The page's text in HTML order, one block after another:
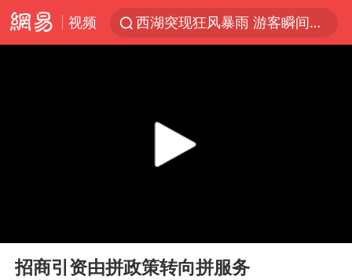
视频
西湖突现狂风暴雨 游客瞬间被浇透
金饰克价一夜涨回1300元
酒店回应车内过夜被收150元
Play
招商引资由拼政策转向拼服务